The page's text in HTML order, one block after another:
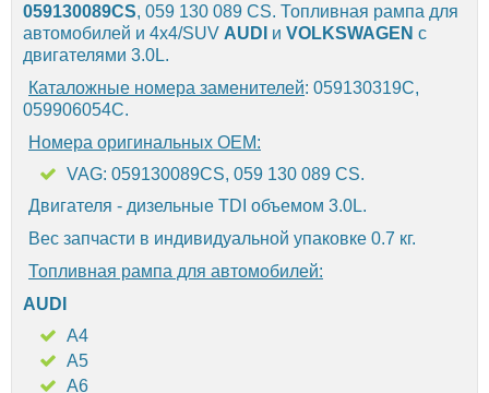
059130089CS, 059 130 089 CS. Топливная рампа для
автомобилей и 4х4/SUV AUDI и VOLKSWAGEN с
двигателями 3.0L.
Каталожные номера заменителей: 059130319C,
059906054C.
Номера оригинальных OEM:
VAG: 059130089CS, 059 130 089 CS.
Двигателя - дизельные TDI объемом 3.0L.
Вес запчасти в индивидуальной упаковке 0.7 кг.
Топливная рампа для автомобилей:
AUDI
A4
A5
A6